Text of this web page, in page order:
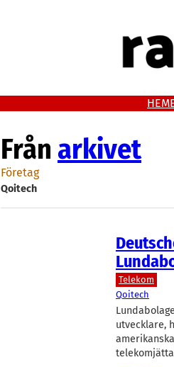
HEM
Från arkivet
Företag
Qoitech
Telekom
Qoitech
utvecklare,